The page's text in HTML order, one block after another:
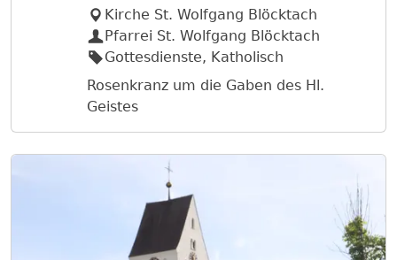
Kirche St. Wolfgang Blöcktach
Pfarrei St. Wolfgang Blöcktach
Gottesdienste, Katholisch
Rosenkranz um die Gaben des Hl.
Geistes